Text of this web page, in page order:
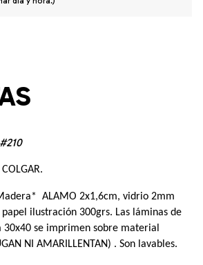
ALAMO 2x1,6cm, vidrio 2mm
ilustración 300grs. Las láminas de
30x40 se imprimen sobre material
NI AMARILLENTAN) . Son lavables.